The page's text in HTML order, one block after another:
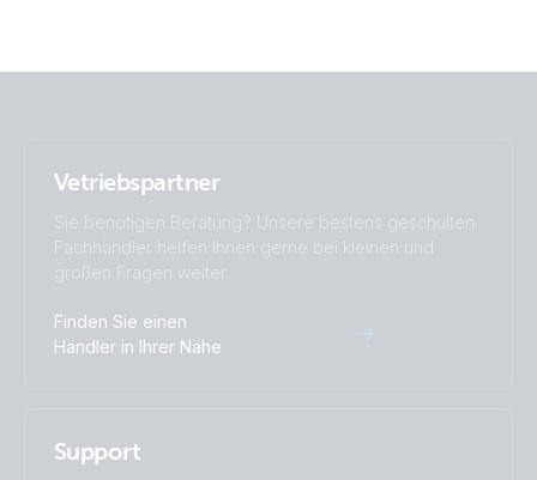
Vetriebspartner
Sie benötigen Beratung? Unsere bestens geschulten
Fachhändler helfen Ihnen gerne bei kleinen und
großen Fragen weiter.
Finden Sie einen
Händler in Ihrer Nähe
Support